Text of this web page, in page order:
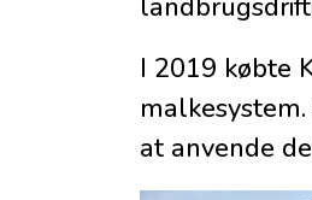
I 2019 købte
at anvende